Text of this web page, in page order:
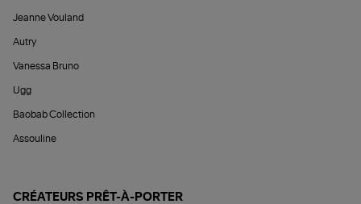
Jeanne Vouland
Autry
Vanessa Bruno
Ugg
Baobab Collection
Assouline
CRÉATEURS PRÊT-À-PORTER